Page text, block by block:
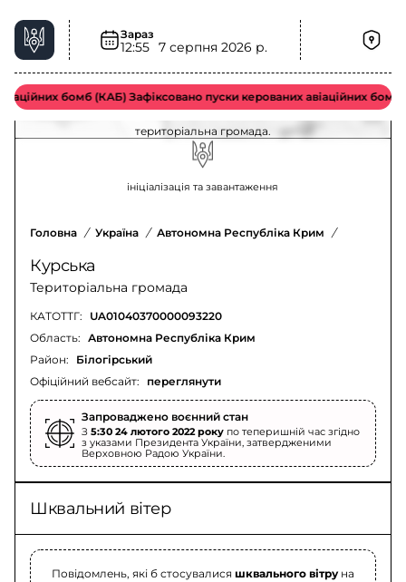
Зараз
12:55 7 серпня 2026 р.
бомб (КАБ) Зафіксовано пуски керованих авіаційних бомб
Шквальний вітер у Курська територіальна
громада – актуальна ситуація
Оновлення щодо шквального вітру у Курська
територіальна громада.
ініціалізація та завантаження
Головна / Україна / Автономна Республіка Крим /
Курська
Територіальна громада
КАТОТТГ: UA01040370000093220
Офіційний вебсайт: переглянути
Область: Автономна Республіка Крим
Район:
Білогірський
Запроваджено воєнний стан
З 5:30 24 лютого 2022 року по теперишній час згідно
з указами Президента України, затвердженими
Верховною Радою України.
Шквальний вітер
Повідомлень, які б стосувалися шквального вітруна